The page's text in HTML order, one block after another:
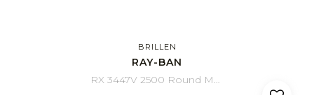
BRILLEN
RAY-BAN
RX 3447V 2500 Round Metal 47/21